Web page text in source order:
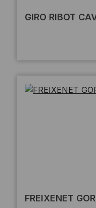
GIRO RIBOT
FREIXENET